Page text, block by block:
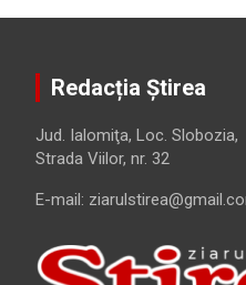
Redacția Știrea
Jud. Ialomiţa, Loc. Slobozia,
Strada Viilor, nr. 32
E-mail: